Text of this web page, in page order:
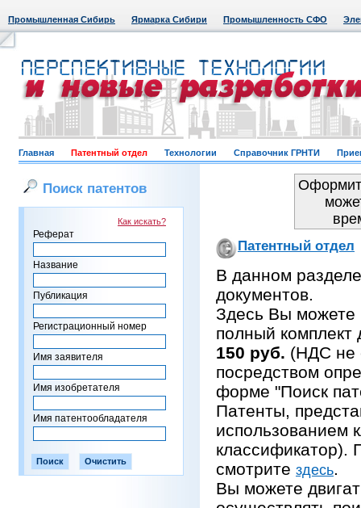
Промышленная Сибирь Ярмарка Сибири Промышленность СФО
Главная Патентный отдел Технологии Справочник ГРНТИ
Поиск патентов
Как искать?
Реферат
Название
Публикация
Регистрационный номер
Имя заявителя
Имя изобретателя
Имя патентообладателя
Патентный отдел
В данном
документов.
Здесь Вы можете
полный комплект
150 руб. (НДС не
посредством
форме "Поиск
Патенты,
использованием
классификатор).
смотрите здесь.
Вы можете